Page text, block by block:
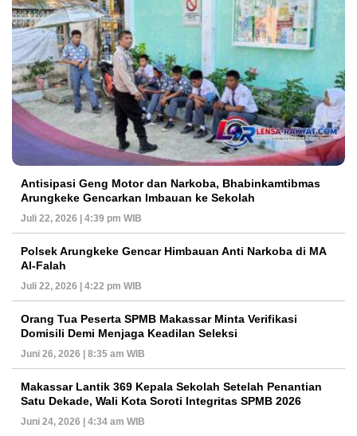
Antisipasi Geng Motor dan Narkoba, Bhabinkamtibmas
Arungkeke Gencarkan Imbauan ke Sekolah
Juli 22, 2026 | 4:39 pm WIB
Polsek Arungkeke Gencar Himbauan Anti Narkoba di MA
Al-Falah
Juli 22, 2026 | 4:22 pm WIB
Orang Tua Peserta SPMB Makassar Minta Verifikasi
Domisili Demi Menjaga Keadilan Seleksi
Juni 26, 2026 | 8:35 am WIB
Makassar Lantik 369 Kepala Sekolah Setelah Penantian
Satu Dekade, Wali Kota Soroti Integritas SPMB 2026
Juni 24, 2026 | 4:34 am WIB